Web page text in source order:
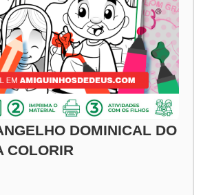
DOMINICAL DO
COLORIR